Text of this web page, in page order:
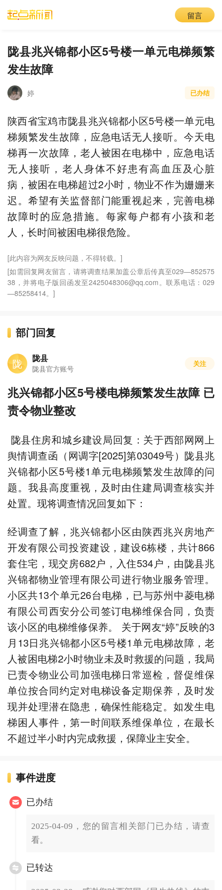
留言
陇县兆兴锦都小区5号楼一单元电梯频繁
发生故障
婷 已办结
陕西省宝鸡市陇县兆兴锦都小区5号楼一单元电
梯频繁发生故障，应急电话无人接听。今天电
梯再一次故障，老人被困在电梯中，应急电话
无人接听，老人身体不好患有高血压及心脏
病，被困在电梯超过2小时，物业不作为姗姗来
迟。希望有关监督部门能重视起来，完善电梯
故障时的应急措施。每家每户都有小孩和老
人，长时间被困电梯很危险。
[此内容为网友反映问题，不得转载。]
[如需回复网友留言，请将调查结果加盖公章后传真至029—852575
38，并将电子版回函发至2425048306@qq.com。联系电话：029
—85258414。]
部门回复
陇 陇县
陇县官方账号
关注
兆兴锦都小区5号楼电梯频繁发生故障 已
责令物业整改
陇县住房和城乡建设局回复：关于西部网网上
舆情调查函（网调字[2025]第03049号）陇县兆
兴锦都小区5号楼1单元电梯频繁发生故障的问
题。我县高度重视，及时由住建局调查核实并
处置。现将调查情况回复如下：
经调查了解，兆兴锦都小区由陕西兆兴房地产
开发有限公司投资建设，建设6栋楼，共计866
套住宅，现交房682户，入住534户，由陇县兆
兴锦都物业管理有限公司进行物业服务管理。
小区共13个单元26台电梯，已与苏州中菱电梯
有限公司西安分公司签订电梯维保合同，负责
该小区的电梯维修保养。 关于网友“婷”反映的3
月13日兆兴锦都小区5号楼1单元电梯故障，老
人被困电梯2小时物业未及时救援的问题，我局
已责令物业公司加强电梯日常巡检，督促维保
单位按合同约定对电梯设备定期保养，及时发
现并处理潜在隐患，确保性能稳定。如发生电
梯困人事件，第一时间联系维保单位，在最长
不超过半小时内完成救援，保障业主安全。
事件进度
已办结
2025-04-09，您的留言相关部门已办结，请查
看。
已转达